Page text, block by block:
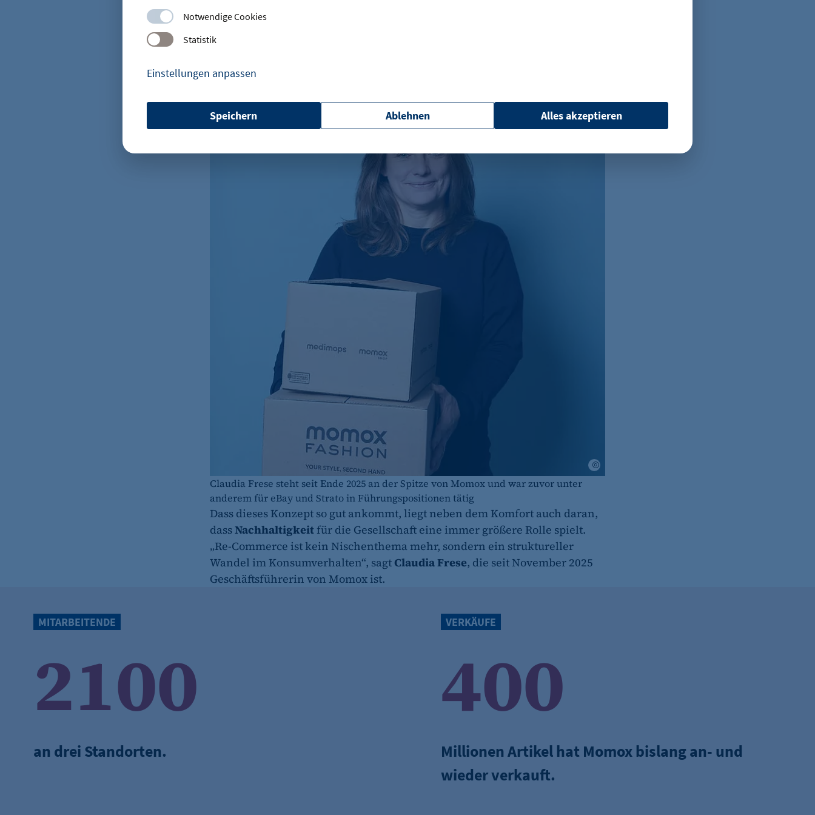
Notwendige Cookies
Statistik
Einstellungen anpassen
etracker Sitzungs-Cookie
Name:
et_oi_v2
etracker GmbH
Opt-In Cookie speichert die Entscheidung des Besuchers, wenn auf der Seite des
Kunden das Tracking Opt-In ausgespielt wird. Wird auch für ein eventuelles Opt-
Out verwendet.
"no" - 50 Jahre "yes" - 480 Tage
Session-Cookie für die Verwaltung von Benutzer-Sessions (z. B. bei Login, Umfrage
oder Formularen). Wird auch bei Caching zur Identifizierung verwendet.
cookie_consent
Dieser Cookie speichert die ausgewählten Einverständnis-Optionen des Benutzers
Cookie Laufzeit:
1 Jahr
etracker Analytics
etracker Analytics
Name:
Es erlaubt eTracker Cookies zu setzen.
Alles akzeptieren
Ablehnen
Speichern
Anders als bei klassischen Secondhand-Plattformen verkaufen Kundinnen
und Kunden ihre Artikel nicht selbst. Stattdessen übernimmt Momox den
oder Preise verhandeln zu müssen.
Claudia Frese steht seit Ende 2025 an der Spitze von Momox und war zuvor unter
anderem für eBay und Strato in Führungspositionen tätig
Dass dieses Konzept so gut ankommt, liegt neben dem Komfort auch daran,
dassNachhaltigkeit für die Gesellschaft eine immer größere Rolle spielt.
„Re-Commerce ist kein Nischenthema mehr, sondern ein struktureller
Wandel im Konsumverhalten“, sagt Claudia Frese, die seit November 2025
Geschäftsführerin von Momox ist.
MITARBEITENDE
2100
an drei Standorten.
VERKÄUFE
400
Millionen Artikel hat Momox bislang an- und
wieder verkauft.